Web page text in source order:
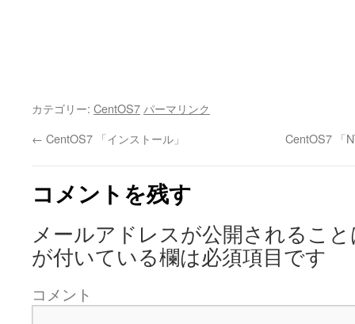
カテゴリー: CentOS7 パーマリンク
← CentOS7 「インストール」 CentOS7 「
コメントを残す
メールアドレスが公開されるこ
が付いている欄は必須項目です
コメント